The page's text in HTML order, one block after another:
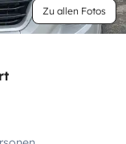
Zu allen Fotos